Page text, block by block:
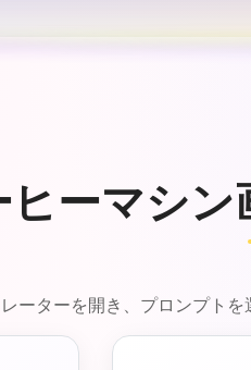
ーマシ
ーターを開き、プロンプト